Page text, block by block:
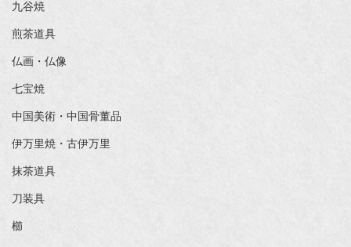
九谷焼
煎茶道具
仏画・仏像
七宝焼
中国美術・中国骨董品
伊万里焼・古伊万里
抹茶道具
刀装具
櫛